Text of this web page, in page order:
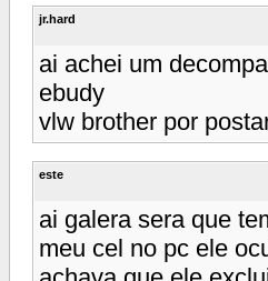
jr.hard
ai achei um
ebudy
vlw brother por
este
ai galera sera que
meu cel no pc ele